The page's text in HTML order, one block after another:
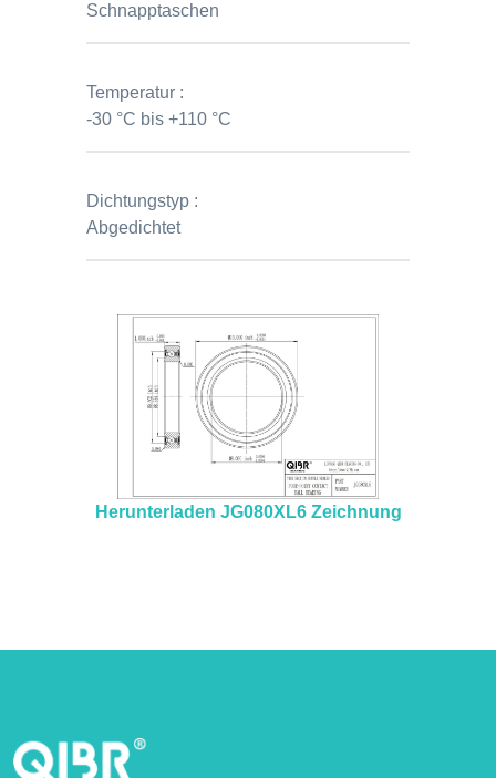
Schnapptaschen
Temperatur :
-30 °C bis +110 °C
Dichtungstyp :
Abgedichtet
Herunterladen JG080XL6 Zeichnung